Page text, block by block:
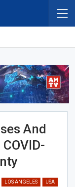
And
LOS ANGELES USA